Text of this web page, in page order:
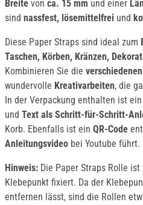
Breite von ca. 15 mm und einer
sind nassfest, lösemittelfrei und
Diese Paper Straps sind ideal zum
Taschen, Körben, Kränzen,
Kombinieren Sie die verschiedenen
wundervolle Kreativarbeiten, die
In der Verpackung enthalten ist
und Text als Schritt-für-Schritt-
Korb. Ebenfalls ist ein QR-Code
Anleitungsvideo bei Youtube führt.
Hinweis: Die Paper Straps Rolle
Klebepunkt fixiert. Da der
entfernen lässt, sind die Rollen